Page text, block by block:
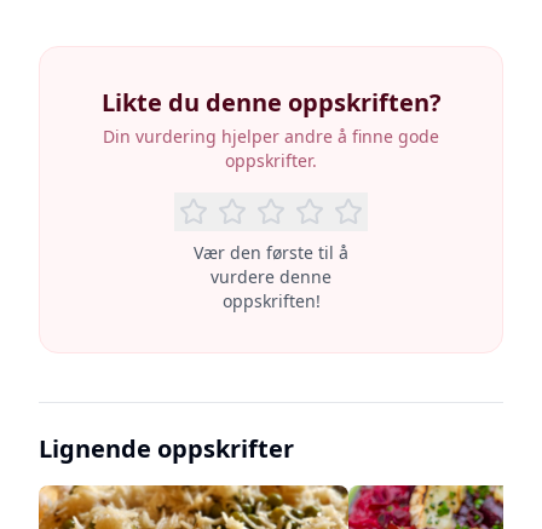
Likte du denne oppskriften?
Din vurdering hjelper andre å finne gode
oppskrifter.
Vær den første til å
vurdere denne
oppskriften!
Lignende oppskrifter